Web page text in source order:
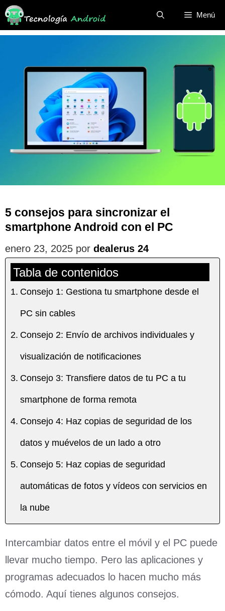
Saltar
Menú
5 consejos para sincronizar el
smartphone Android con el PC
enero 23, 2025 por dealerus 24
Tabla de contenidos
Consejo 1: Gestiona tu smartphone desde el
PC sin cables
Consejo 2: Envío de archivos individuales y
visualización de notificaciones
Consejo 3: Transfiere datos de tu PC a tu
smartphone de forma remota
Consejo 4: Haz copias de seguridad de los
datos y muévelos de un lado a otro
Consejo 5: Haz copias de seguridad
automáticas de fotos y vídeos con servicios en
la nube
Intercambiar datos entre el móvil y el PC puede
llevar mucho tiempo. Pero las aplicaciones y
programas adecuados lo hacen mucho más
cómodo. Aquí tienes algunos consejos.